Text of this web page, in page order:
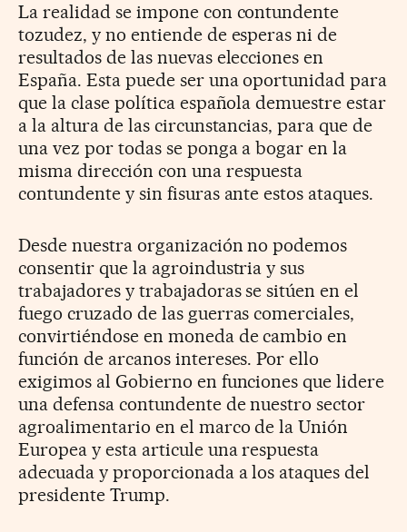
La realidad se impone con contundente
tozudez, y no entiende de esperas ni de
resultados de las nuevas elecciones en
España. Esta puede ser una oportunidad para
que la clase política española demuestre estar
a la altura de las circunstancias, para que de
una vez por todas se ponga a bogar en la
misma dirección con una respuesta
contundente y sin fisuras ante estos ataques.
Desde nuestra organización no podemos
consentir que la agroindustria y sus
trabajadores y trabajadoras se sitúen en el
fuego cruzado de las guerras comerciales,
convirtiéndose en moneda de cambio en
función de arcanos intereses. Por ello
exigimos al Gobierno en funciones que lidere
una defensa contundente de nuestro sector
agroalimentario en el marco de la Unión
Europea y esta articule una respuesta
adecuada y proporcionada a los ataques del
presidente Trump.